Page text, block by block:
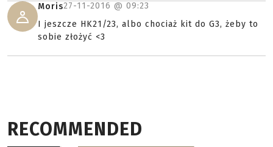
Moris27-11-2016 @ 09:23
I jeszcze HK21/23, albo chociaż kit do G3, żeby to
sobie złożyć <3
RECOMMENDED